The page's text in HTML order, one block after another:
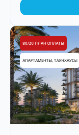
80/20 ПЛАН ОПЛАТЫ
АПАРТАМЕНТЫ, ТАУНХАУСЫ